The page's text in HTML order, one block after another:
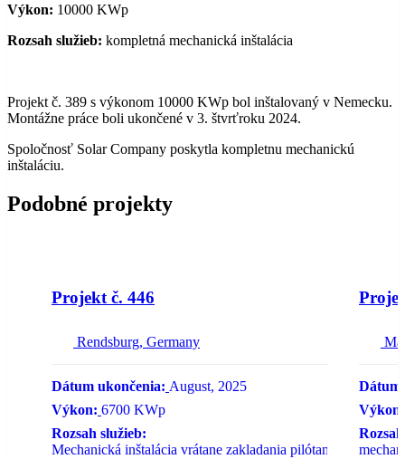
Výkon: 10000 KWp
Rozsah služieb: kompletná mechanická inštalácia
Projekt č. 389 s výkonom 10000 KWp bol inštalovaný v Nemecku.
Montážne práce boli ukončené v 3. štvrťroku 2024.
Spoločnosť Solar Company poskytla kompletnu mechanickú
inštaláciu.
Podobné projekty
Projekt č. 446
Rendsburg, Germany
Dátum ukončenia: August, 2025
Výkon: 6700 KWp
Rozsah služieb:
Mechanická inštalácia vrátane zakladania pilótami
Dátum
Výkon: